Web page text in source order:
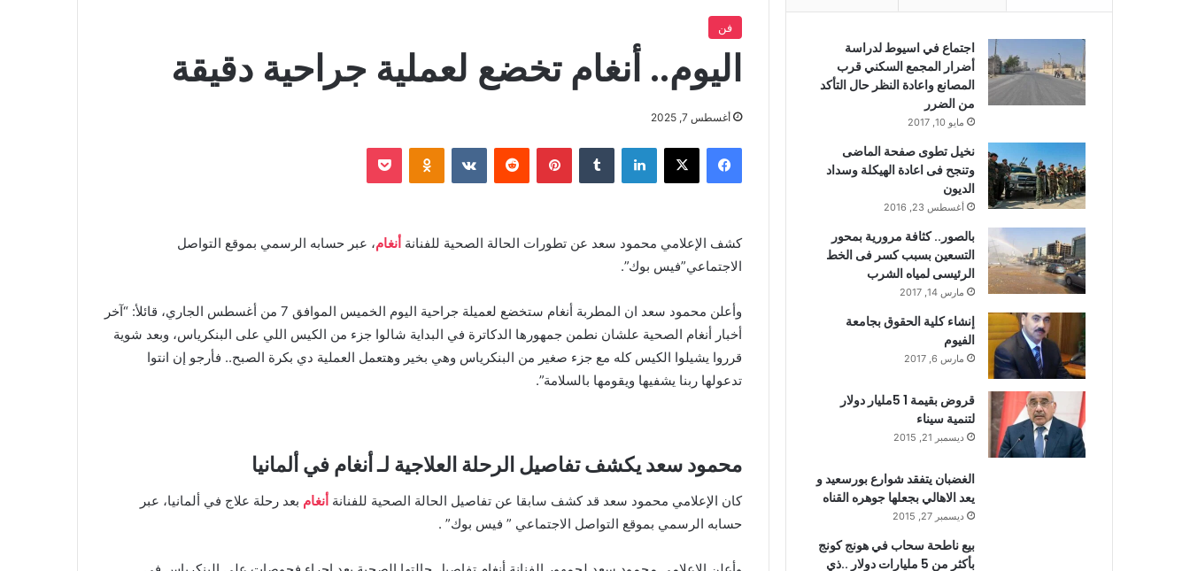
فن
اليوم.. أنغام تخضع لعملية جراحية دقيقة
أغسطس 7, 2025
فيسبوك X لينكدإن بينتيريست Odnoklassniki
بوكيت
كشف الإعلامي محمود سعد عن تطورات الحالة الصحية للفنانة أنغام، عبر حسابه الرسمي بموقع التواصل
الاجتماعي”فيس بوك”.
وأعلن محمود سعد ان المطربة أنغام ستخضع لعميلة جراحية اليوم الخميس الموافق 7 من أغسطس الجاري، قائلأ: “آخر
أخبار أنغام الصحية علشان نطمن جمهورها الدكاترة في البداية شالوا جزء من الكيس اللي على البنكرياس، وبعد شوية
قرروا يشيلوا الكيس كله مع جزء صغير من البنكرياس وهي بخير وهتعمل العملية دي بكرة الصبح.. فأرجو إن انتوا
تدعولها ربنا يشفيها ويقومها بالسلامة”.
محمود سعد يكشف تفاصيل الرحلة العلاجية لـ أنغام في ألمانيا
كان الإعلامي محمود سعد قد كشف سابقا عن تفاصيل الحالة الصحية للفنانة أنغام بعد رحلة علاج في ألمانيا، عبر
حسابه الرسمي بموقع التواصل الاجتماعي ” فيس بوك” .
اجتماع في اسيوط لدراسة
أضرار المجمع السكني قرب
المصانع واعادة النظر حال التأكد
من الضرر
مايو 10, 2017
نخيل تطوى صفحة الماضى
وتنجح فى اعادة الهيكلة وسداد
الديون
أغسطس 23, 2016
بالصور.. كثافة مرورية بمحور
التسعين بسبب كسر فى الخط
الرئيسى لمياه الشرب
مارس 14, 2017
إنشاء كلية الحقوق بجامعة
الفيوم
مارس 6, 2017
قروض بقيمة 1 5مليار دولار
لتنمية سيناء
ديسمبر 21, 2015
الغضبان يتفقد شوارع بورسعيد و
يعد الاهالي بجعلها جوهره القناه
ديسمبر 27, 2015
بيع ناطحة سحاب في هونج كونج
بأكثر من 5 مليارات دولار ..ذي